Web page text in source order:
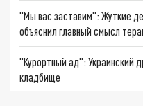
"Мы вас заставим": Жуткие
объяснил главный смысл
"Курортный ад": Украинский
кладбище